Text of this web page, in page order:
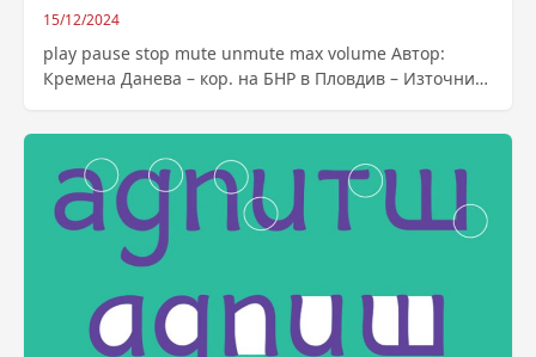
15/12/2024
play pause stop mute unmute max volume Автор:
Кремена Данева – кор. на БНР в Пловдив – Източник :
uspeshno-fakulteta-po-obshtestveno-zdrave-kam-
medicinskia-universkitet-v-plovdiv